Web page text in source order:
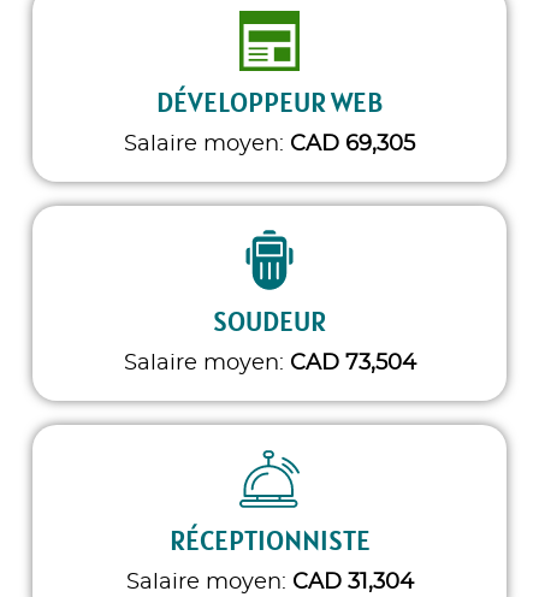
DÉVELOPPEUR WEB
Salaire moyen: CAD 69,305
SOUDEUR
Salaire moyen: CAD 73,504
RÉCEPTIONNISTE
Salaire moyen: CAD 31,304